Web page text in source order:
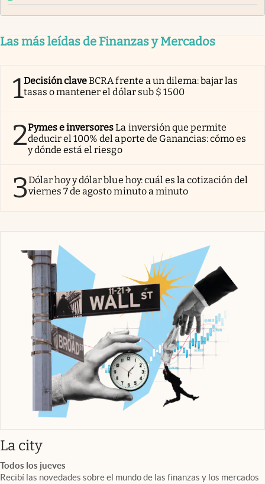
Las más leídas de Finanzas y Mercados
1Decisión claveBCRA frente a un dilema: bajar las
tasas o mantener el dólar sub $ 1500
2Pymes e inversoresLa inversión que permite
deducir el 100% del aporte de Ganancias: cómo es
y dónde está el riesgo
3Dólar hoy y dólar blue hoy: cuál es la cotización del
viernes 7 de agosto minuto a minuto
La cityabre en nueva pestaña
Todos los jueves
Recibí las novedades sobre el mundo de las finanzas y los mercados